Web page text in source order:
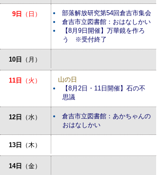
9日 （日）
部落解放研究第54回倉吉市集会
倉吉市立図書館：おはなしかい
【8月9日開催】万華鏡を作ろ
う ※受付終了
10日 （月）
11日 （火）
山の日
【8月2日・11日開催】石の不
思議
12日 （水）
倉吉市立図書館：あかちゃんの
おはなしかい
13日 （木）
14日 （金）